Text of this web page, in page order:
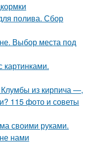
полива. Сбор
Выбор места под
картинками.
из кирпича —,
115 фото и советы
своими руками.
нами